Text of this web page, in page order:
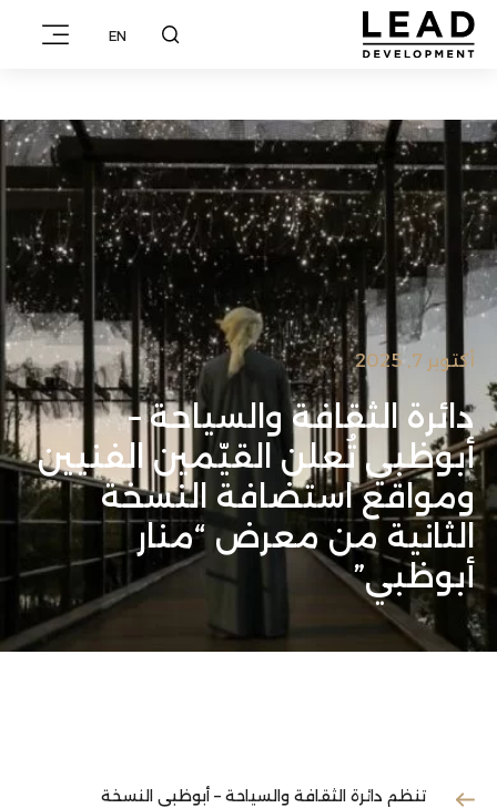
EN
أكتوبر 7, 2025
دائرة الثقافة والسياحة –
أبوظبي تُعلن القيّمين الفنيين
ومواقع استضافة النسخة
الثانية من معرض “منار
أبوظبي”
تنظم دائرة الثقافة والسياحة – أبوظبي النسخة